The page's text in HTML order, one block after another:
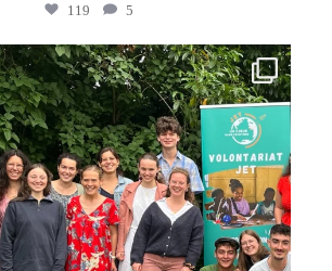
119 5
JET à Saint-Sulpice de Favières. La promo...
103 0